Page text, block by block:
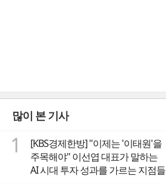
많이 본 기사
1
[KBS경제한방] "이제는 '이태원'을
주목해야" 이선엽 대표가 말하는
AI 시대 투자 성과를 가르는 지점들